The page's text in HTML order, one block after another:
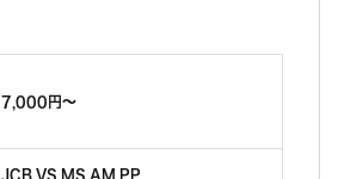
7,000円〜
JCB,VS,MS,AM,PP